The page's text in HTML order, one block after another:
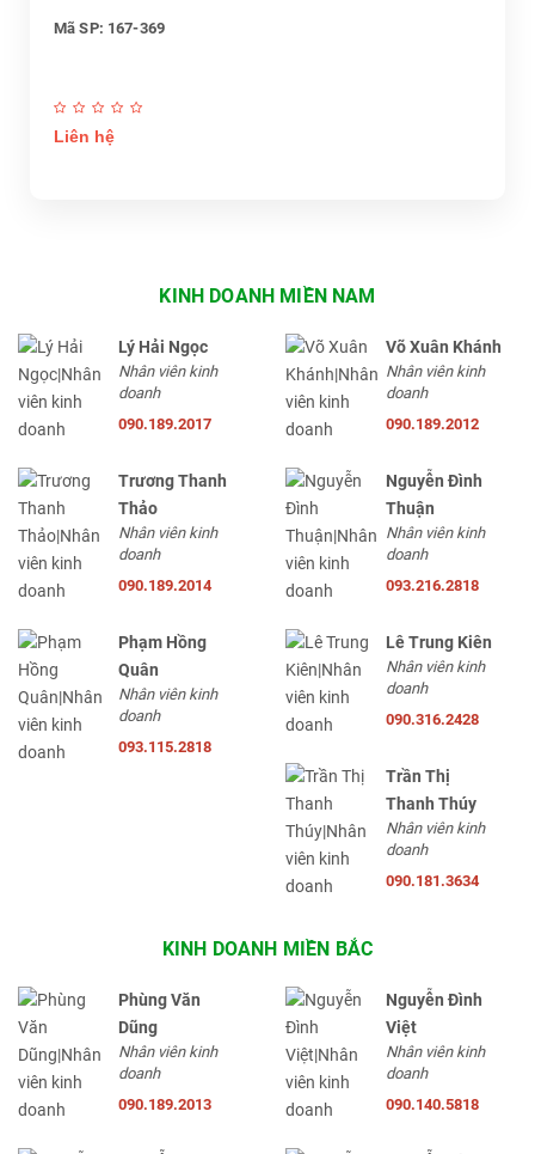
Mã SP: 167-369
Liên hệ
KINH DOANH MIỀN NAM
Lý Hải Ngọc
Nhân viên kinh
doanh
090.189.2017
Võ Xuân Khánh
Nhân viên kinh
doanh
090.189.2012
Trương Thanh
Thảo
Nhân viên kinh
doanh
090.189.2014
Nguyễn Đình
Thuận
Nhân viên kinh
doanh
093.216.2818
Phạm Hồng
Quân
Nhân viên kinh
doanh
093.115.2818
Lê Trung Kiên
Nhân viên kinh
doanh
090.316.2428
Trần Thị
Thanh Thúy
Nhân viên kinh
doanh
090.181.3634
KINH DOANH MIỀN BẮC
Phùng Văn
Dũng
Nhân viên kinh
doanh
090.189.2013
Nguyễn Đình
Việt
Nhân viên kinh
doanh
090.140.5818